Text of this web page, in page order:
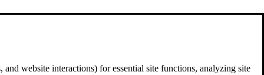
website interactions) for essential site functions, analyzing site